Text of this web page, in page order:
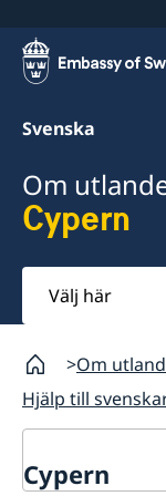
Svenska
Om
Cypern
Välj
här
Om
Hjälp till
Cypern